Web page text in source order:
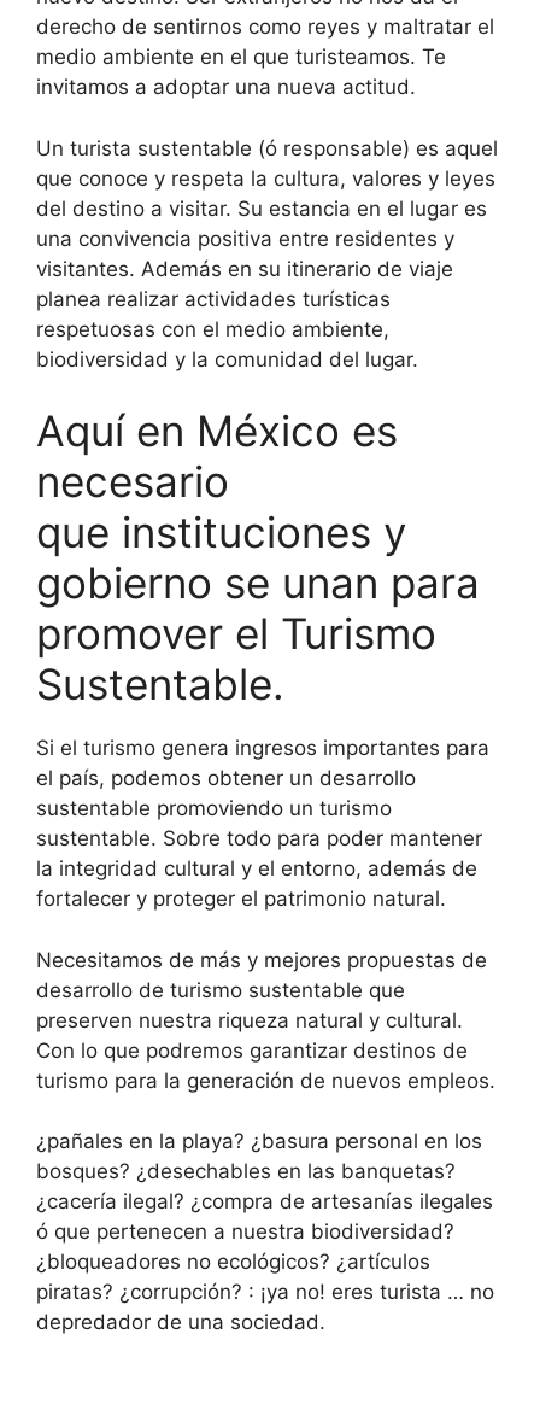
derecho de sentirnos como reyes y maltratar el
medio ambiente en el que turisteamos. Te
invitamos a adoptar una nueva actitud.
Un turista sustentable (ó responsable) es aquel
que conoce y respeta la cultura, valores y leyes
del destino a visitar. Su estancia en el lugar es
una convivencia positiva entre residentes y
visitantes. Además en su itinerario de viaje
planea realizar actividades turísticas
respetuosas con el medio ambiente,
biodiversidad y la comunidad del lugar.
Aquí en México es
necesario
que instituciones y
gobierno se unan para
promover el Turismo
Sustentable.
Si el turismo genera ingresos importantes para
el país, podemos obtener un desarrollo
sustentable promoviendo un turismo
sustentable. Sobre todo para poder mantener
la integridad cultural y el entorno, además de
fortalecer y proteger el patrimonio natural.
Necesitamos de más y mejores propuestas de
desarrollo de turismo sustentable que
preserven nuestra riqueza natural y cultural.
Con lo que podremos garantizar destinos de
turismo para la generación de nuevos empleos.
¿pañales en la playa? ¿basura personal en los
bosques? ¿desechables en las banquetas?
¿cacería ilegal? ¿compra de artesanías ilegales
ó que pertenecen a nuestra biodiversidad?
¿bloqueadores no ecológicos? ¿artículos
piratas? ¿corrupción? : ¡ya no! eres turista … no
depredador de una sociedad.